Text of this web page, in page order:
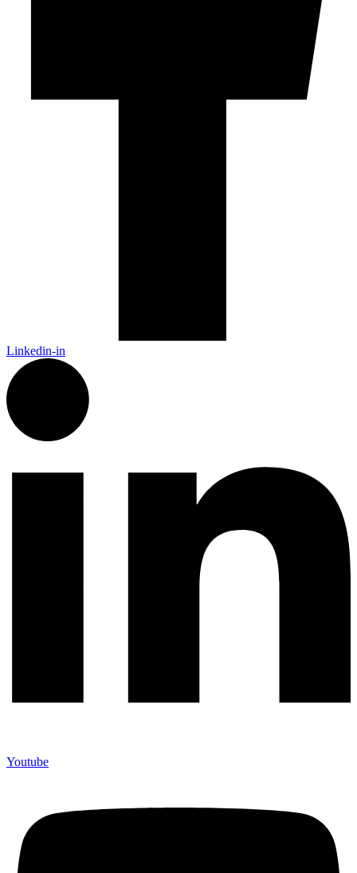
Linkedin-in
Youtube